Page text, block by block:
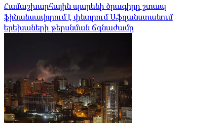
Համաշխարհային պարենի ծրագիրը շտապ
ֆինանսավորում է փնտրում Աֆղանստանում
երեխաների թերսնման ճգնաժամը